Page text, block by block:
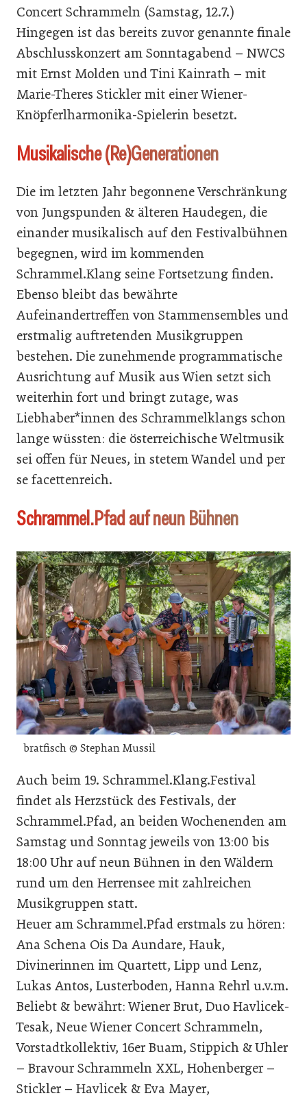
Concert Schrammeln (Samstag, 12.7.)
Hingegen ist das bereits zuvor genannte finale
Abschlusskonzert am Sonntagabend – NWCS
mit Ernst Molden und Tini Kainrath – mit
Marie-Theres Stickler mit einer Wiener-
Knöpferlharmonika-Spielerin besetzt.
Musikalische (Re)Generationen
Die im letzten Jahr begonnene Verschränkung
von Jungspunden & älteren Haudegen, die
einander musikalisch auf den Festivalbühnen
begegnen, wird im kommenden
Schrammel.Klang seine Fortsetzung finden.
Ebenso bleibt das bewährte
Aufeinandertreffen von Stammensembles und
erstmalig auftretenden Musikgruppen
bestehen. Die zunehmende programmatische
Ausrichtung auf Musik aus Wien setzt sich
weiterhin fort und bringt zutage, was
Liebhaber*innen des Schrammelklangs schon
lange wüssten: die österreichische Weltmusik
sei offen für Neues, in stetem Wandel und per
se facettenreich.
Schrammel.Pfad auf neun Bühnen
bratfisch © Stephan Mussil
Auch beim 19. Schrammel.Klang.Festival
findet als Herzstück des Festivals, der
Schrammel.Pfad, an beiden Wochenenden am
Samstag und Sonntag jeweils von 13:00 bis
18:00 Uhr auf neun Bühnen in den Wäldern
rund um den Herrensee mit zahlreichen
Musikgruppen statt.
Heuer am Schrammel.Pfad erstmals zu hören:
Ana Schena Ois Da Aundare, Hauk,
Divinerinnen im Quartett, Lipp und Lenz,
Lukas Antos, Lusterboden, Hanna Rehrl u.v.m.
Beliebt & bewährt: Wiener Brut, Duo Havlicek-
Tesak, Neue Wiener Concert Schrammeln,
Vorstadtkollektiv, 16er Buam, Stippich & Uhler
– Bravour Schrammeln XXL, Hohenberger –
Stickler – Havlicek & Eva Mayer,